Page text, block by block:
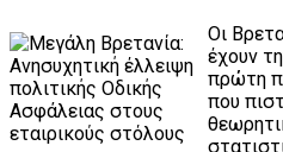
Οι
έχουν
πρώτη
που